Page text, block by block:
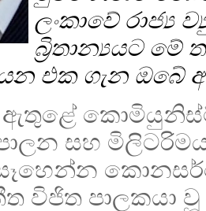
ලංකාවේ රාජ්‍ය
බ්‍රිතාන්‍ය‍යට
එක ගැන ඔබේ
සහ
සෑහෙන්න
විජිත පාලකයා වූ